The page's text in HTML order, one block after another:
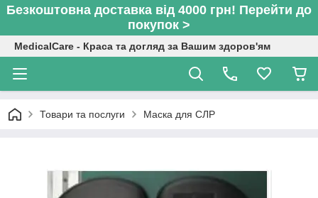
Безкоштовна доставка від 4000 грн! Перейти до
покупок >
MedicalCare - Краса та догляд за Вашим здоров'ям
Товари та послуги Маска для СЛР